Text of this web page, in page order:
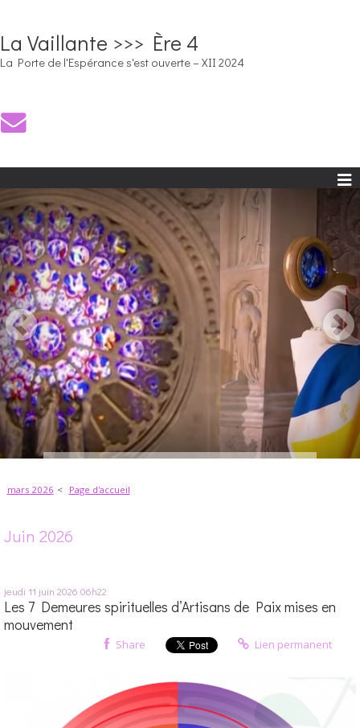
La Vaillante >>> Ère 4
La Porte de l'Espérance s'est ouverte – XII 2024
mars 2026 Page d'accueil
Juin 2026
jeudi 11 juin 2026 06h22
Les 7 Demeures spirituelles d’Artisans de Paix mises en
mouvement
Share Lien permanent